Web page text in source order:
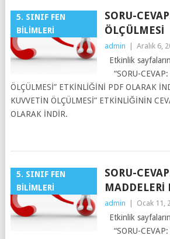
5. SINIF FEN
BILIMLERI
SORU-
ÖLÇÜLMESI
admin Aralık 6,
Etkinlik
“SORU-CEVAP:
ÖLÇÜLMESİ” ETKİNLİĞİNİ PDF OLARAK
KUVVETİN ÖLÇÜLMESİ” ETKİNLİĞİNİN
OLARAK İNDİR.
5. SINIF FEN
BILIMLERI
SORU-
MADDELERI
admin Ocak 11,
Etkinlik
“SORU-